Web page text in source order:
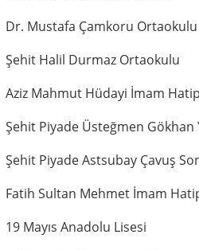
Dr. Mustafa Çamkoru Ortaokulu
Şehit Halil Durmaz Ortaokulu
Aziz Mahmut Hüdayi İmam
Şehit Piyade Üsteğmen Gökhan
Şehit Piyade Astsubay Çavuş
Fatih Sultan Mehmet İmam
19 Mayıs Anadolu Lisesi